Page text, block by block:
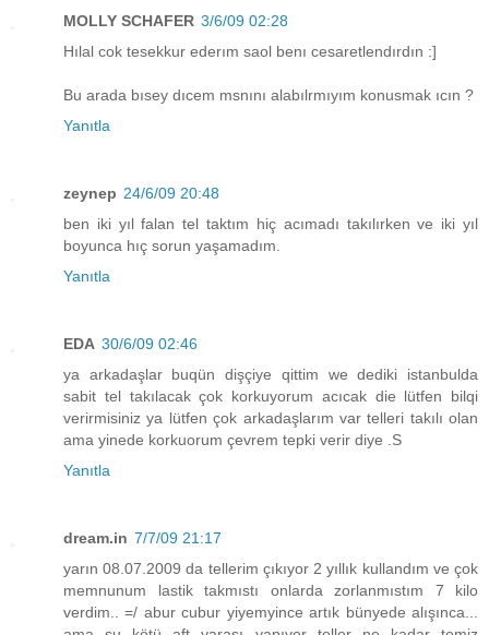
MOLLY SCHAFER 3/6/09 02:28
Hılal cok tesekkur ederım saol benı cesaretlendırdın :]
Bu arada bısey dıcem msnını alabılrmıyım konusmak ıcın ?
Yanıtla
zeynep 24/6/09 20:48
ben iki yıl falan tel taktım hiç acımadı takılırken ve iki yıl
boyunca hıç sorun yaşamadım.
Yanıtla
EDA 30/6/09 02:46
ya arkadaşlar buqün dişçiye qittim we dediki istanbulda
sabit tel takılacak çok korkuyorum acıcak die lütfen bilqi
verirmisiniz ya lütfen çok arkadaşlarım var telleri takılı olan
ama yinede korkuorum çevrem tepki verir diye .S
Yanıtla
dream.in 7/7/09 21:17
yarın 08.07.2009 da tellerim çıkıyor 2 yıllık kullandım ve çok
memnunum lastik takmıstı onlarda zorlanmıstım 7 kilo
verdim.. =/ abur cubur yiyemyince artık bünyede alışınca...